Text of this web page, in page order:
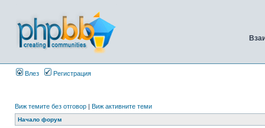
Влез Регистрация
Виж темите без отговор | Виж активните теми
Начало форум